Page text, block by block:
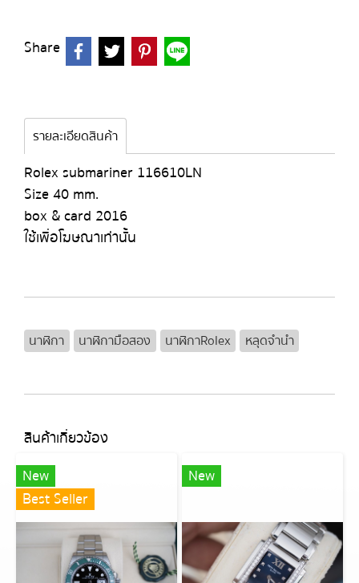
Share
รายละเอียดสินค้า
Rolex submariner 116610LN
Size 40 mm.
box & card 2016
ใช้เพื่อโฆษณาเท่านั้น
นาฬิกา นาฬิกามือสอง นาฬิกาRolex หลุดจำนำ
สินค้าเกี่ยวข้อง
New
Best Seller
New